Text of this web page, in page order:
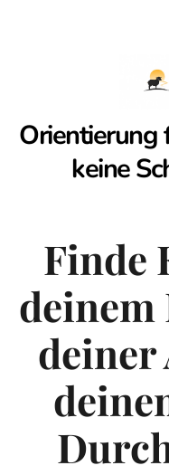
Orientierung
keine
Finde
deinem
deiner